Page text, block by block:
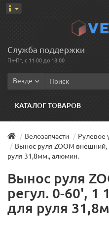
Служба поддержки
Пн-Пт, с 11:00 до 18:00
Везде
КАТАЛОГ ТОВАРОВ
Велозапчасти Рулевое
Вынос руля ZOOM внешний,
руля 31,8мм., алюмин.
Вынос руля
регул. 0-60', 1
для руля